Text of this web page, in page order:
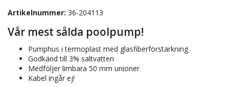
Artikelnummer: 36-204113
Vår mest sålda poolpump!
Pumphus i termoplast med glasfiberförstärkning
Godkänd till 3% saltvatten
Medföljer limbara 50 mm unioner
Kabel ingår ej!